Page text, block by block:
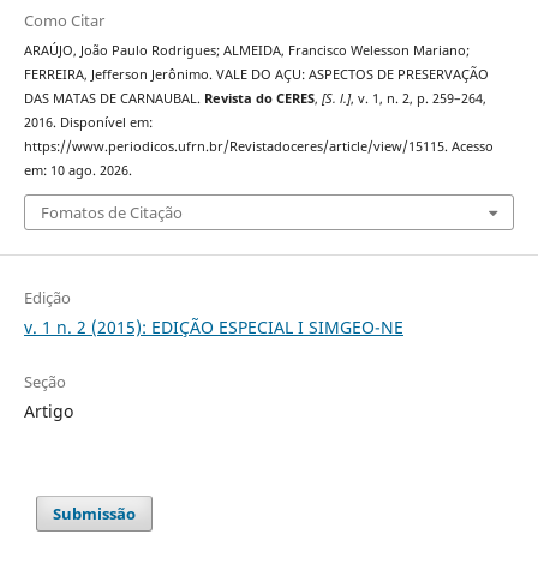
Como Citar
ARAÚJO, João Paulo Rodrigues; ALMEIDA, Francisco Welesson Mariano;
FERREIRA, Jefferson Jerônimo. VALE DO AÇU: ASPECTOS DE PRESERVAÇÃO
DAS MATAS DE CARNAUBAL. Revista do CERES, [S. l.], v. 1, n. 2, p. 259–264,
2016. Disponível em:
https://www.periodicos.ufrn.br/Revistadoceres/article/view/15115. Acesso
em: 10 ago. 2026.
Fomatos de Citação
Edição
v. 1 n. 2 (2015): EDIÇÃO ESPECIAL I SIMGEO-NE
Seção
Artigo
Submissão